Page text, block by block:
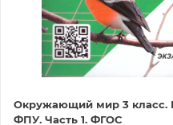
Окружающий мир 3 класс.
ФПУ. Часть 1. ФГОС